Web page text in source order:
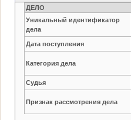
ДЕЛО
Уникальный идентификатор
дела
Дата поступления
Категория дела
Судья
Признак рассмотрения дела